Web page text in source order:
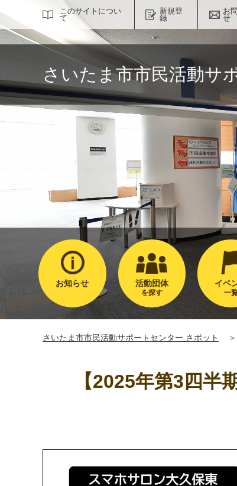
このサイトについ
て
新規登
録
お
せ
さいたま市市民活動サ
お知らせ 活動団体
を探す
イベ
一
さいたま市市民活動サポートセンター さポット ＞
【2025年第3四